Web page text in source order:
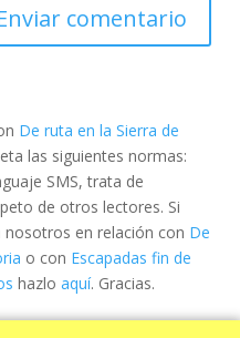
De ruta en la Sierra de
las siguientes normas:
SMS, trata de
de otros lectores. Si
en relación con De
o con Escapadas fin de
hazlo aquí. Gracias.